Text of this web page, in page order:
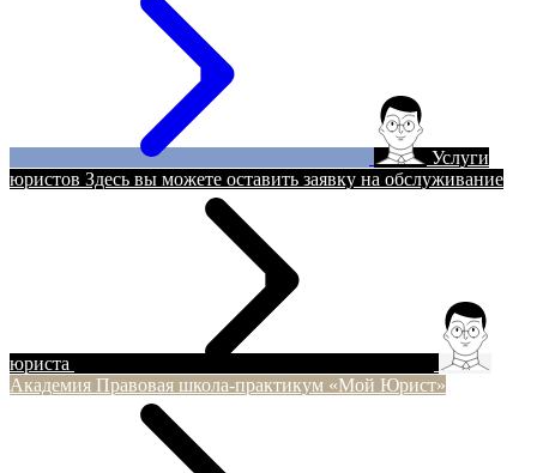
Услуги
юристов Здесь вы можете оставить заявку на обслуживание
юриста
Академия Правовая школа-практикум «Мой Юрист»